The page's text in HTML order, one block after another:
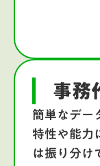
事務
簡単なデー
特性や能力
は振り分け